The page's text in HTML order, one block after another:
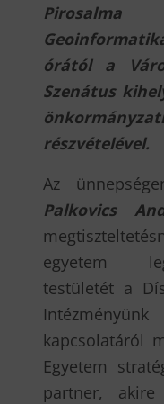
órától a
Szenátus
részvételével.
Az
Palkovics
egyetem
testületét a
kapcsolatáról
Egyetem
partner,